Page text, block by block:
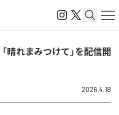
晴れまみつけて」を配信開
2026.4.18